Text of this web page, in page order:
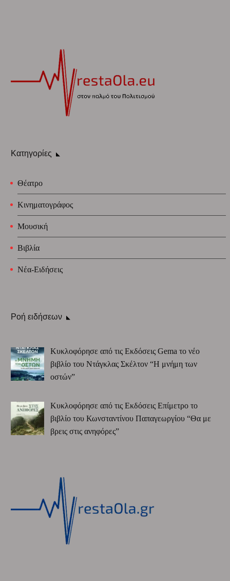
Κατηγορίες
Θέατρο
Κινηματογράφος
Μουσική
Βιβλία
Νέα-Ειδήσεις
Ροή ειδήσεων
Κυκλοφόρησε από τις Εκδόσεις Gema το νέο
βιβλίο του Ντάγκλας Σκέλτον “Η μνήμη των
οστών”
Κυκλοφόρησε από τις Εκδόσεις Επίμετρο το
βιβλίο του Κωνσταντίνου Παπαγεωργίου “Θα με
βρεις στις ανηφόρες”